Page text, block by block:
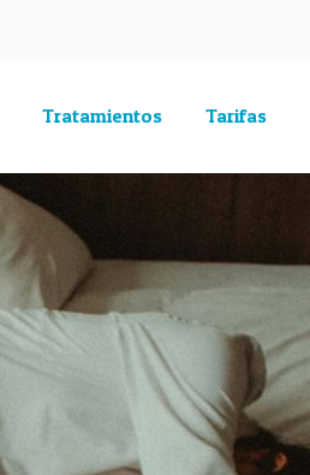
Tratamientos Tarifas